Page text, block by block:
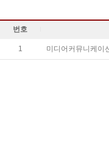
번호
1 미디어커뮤니케이